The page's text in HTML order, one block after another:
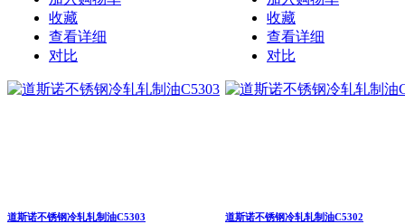
收藏
查看详细
对比
收藏
查看详细
对比
道斯诺不锈钢冷轧轧制油C5303 道斯诺不锈钢冷轧轧制油C5302